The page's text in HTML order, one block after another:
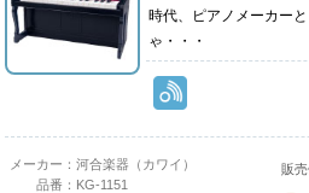
時代、ピアノメーカー
ゃ・・・
メーカー：河合楽器（カワイ）
品番： KG-1151
販売